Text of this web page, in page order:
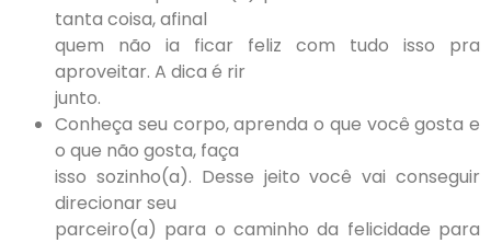
tanta coisa, afinal
quem não ia ficar feliz com tudo isso pra
aproveitar. A dica é rir
junto.
Conheça seu corpo, aprenda o que você gosta e
o que não gosta, faça
isso sozinho(a). Desse jeito você vai conseguir
direcionar seu
parceiro(a) para o caminho da felicidade para